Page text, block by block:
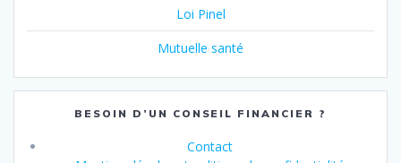
Loi Pinel
Mutuelle santé
BESOIN D’UN CONSEIL FINANCIER ?
Contact